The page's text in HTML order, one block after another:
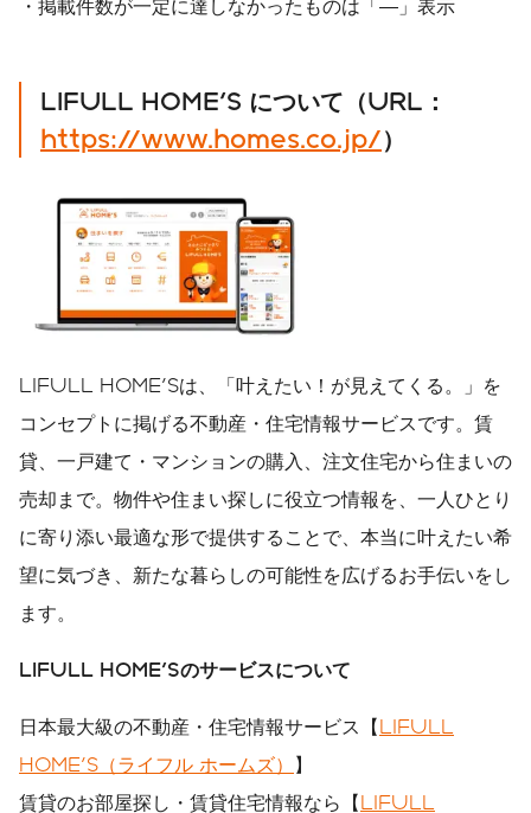
・掲載件数が一定に達しなかったものは「―」表示
LIFULL HOME'S について（URL ：
https://www.homes.co.jp/）
LIFULL HOME'Sは、「叶えたい！が見えてくる。」を
コンセプトに掲げる不動産・住宅情報サービスです。賃
貸、一戸建て・マンションの購入、注文住宅から住まいの
売却まで。物件や住まい探しに役立つ情報を、一人ひとり
に寄り添い最適な形で提供することで、本当に叶えたい希
望に気づき、新たな暮らしの可能性を広げるお手伝いをし
ます。
LIFULL HOME'Sのサービスについて
日本最大級の不動産・住宅情報サービス【LIFULL
HOME'S（ライフル ホームズ）
】
賃貸のお部屋探し・賃貸住宅情報なら【LIFULL